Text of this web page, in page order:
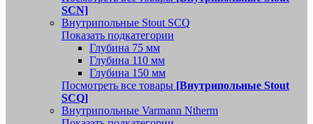
SCN]
Внутрипольные Stout SCQ
Показать подкатегории
Глубина 75 мм
Глубина 110 мм
Глубина 150 мм
Посмотреть все товары [Внутрипольные Stout
SCQ]
Внутрипольные Varmann Ntherm